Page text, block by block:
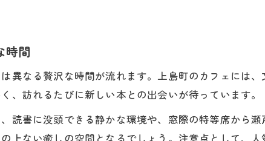
時間
異なる贅沢な時間が流れます。上島町のカフェには
、訪れるたびに新しい本との出会いが待っています。
読書に没頭できる静かな環境や、窓際の特等席から
上ない癒しの空間となるでしょう。注意点として、